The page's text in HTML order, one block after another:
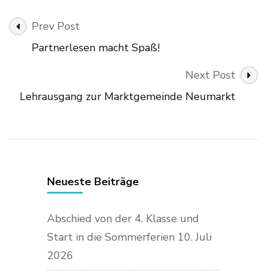
Post
Navigation
Prev Post
Partnerlesen macht Spaß!
Next Post
Lehrausgang zur Marktgemeinde Neumarkt
Neueste Beiträge
Abschied von der 4. Klasse und
Start in die Sommerferien 10. Juli
2026